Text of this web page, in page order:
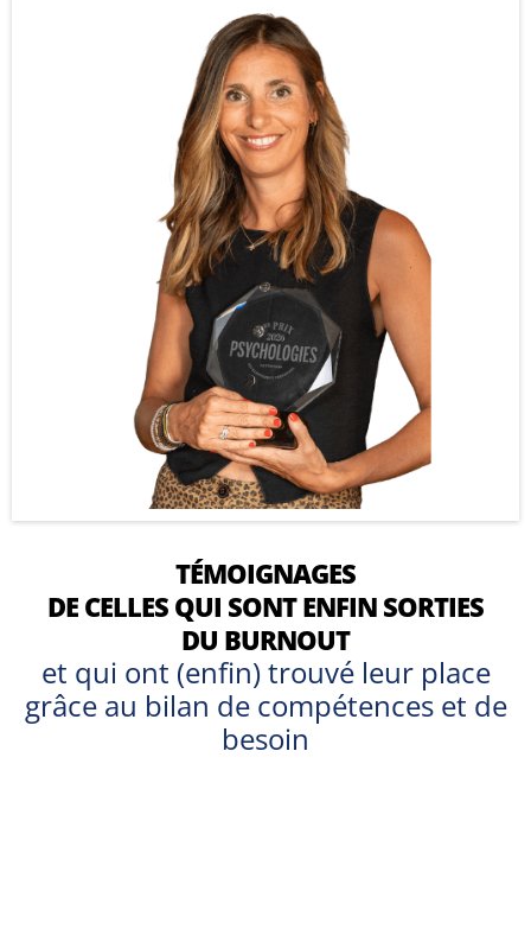
TÉMOIGNAGES
DE CELLES QUI SONT ENFIN SORTIES
DU BURNOUT
et qui ont (enfin) trouvé leur place
grâce au bilan de compétences et de
besoin